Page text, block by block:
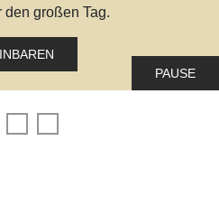
PAUSE
den großen Tag.